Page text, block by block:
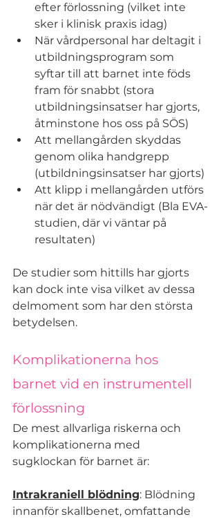
efter förlossning (vilket inte
sker i klinisk praxis idag)
När vårdpersonal har deltagit i
utbildningsprogram som
syftar till att barnet inte föds
fram för snabbt (stora
utbildningsinsatser har gjorts,
åtminstone hos oss på SÖS)
Att mellangården skyddas
genom olika handgrepp
(utbildningsinsatser har gjorts)
Att klipp i mellangården utförs
när det är nödvändigt (Bla EVA-
studien, där vi väntar på
resultaten)
De studier som hittills har gjorts
kan dock inte visa vilket av dessa
delmoment som har den största
betydelsen.
Komplikationerna hos
barnet vid en instrumentell
förlossning
De mest allvarliga riskerna och
komplikationerna med
sugklockan för barnet är:
Intrakraniell blödning: Blödning
innanför skallbenet, omfattande